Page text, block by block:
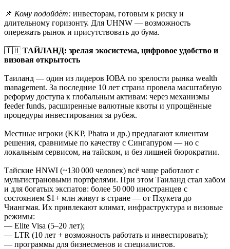
📌 Кому подойдёт: инвесторам, готовым к риску и
длительному горизонту. Для UHNW — возможность
опережать рынок и присутствовать до бума.
🇹🇭 ТАЙЛАНД: зрелая экосистема, цифровое удобство и
визовая открытость
Таиланд — один из лидеров ЮВА по зрелости рынка wealth
management. За последние 10 лет страна провела масштабную
реформу доступа к глобальным активам: через механизмы
feeder funds, расширенные валютные квоты и упрощённые
процедуры инвестирования за рубеж.
Местные игроки (KKP, Phatra и др.) предлагают клиентам
решения, сравнимые по качеству с Сингапуром — но с
локальным сервисом, на тайском, и без лишней бюрократии.
Тайские HNWI (~130 000 человек) всё чаще работают с
мультистрановыми портфелями. При этом Таиланд стал хабом
и для богатых экспатов: более 50 000 иностранцев с
состоянием $1+ млн живут в стране — от Пхукета до
Чиангмая. Их привлекают климат, инфраструктура и визовые
режимы:
— Elite Visa (5–20 лет);
— LTR (10 лет + возможность работать и инвестировать);
— программы для бизнесменов и специалистов.